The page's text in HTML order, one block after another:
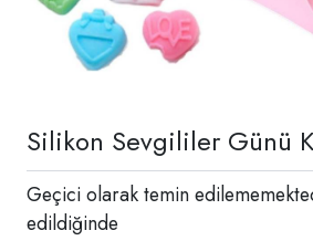
Silikon Sevgililer Günü
Geçici olarak temin
edildiğinde